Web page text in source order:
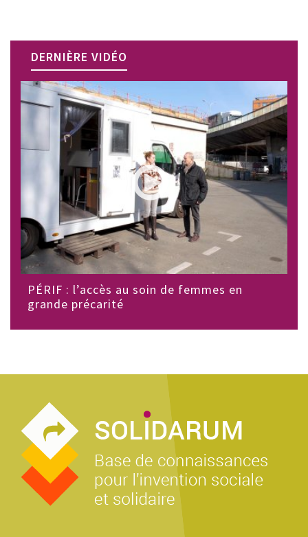
DERNIÈRE VIDÉO
PÉRIF : l’accès au soin de femmes en
grande précarité